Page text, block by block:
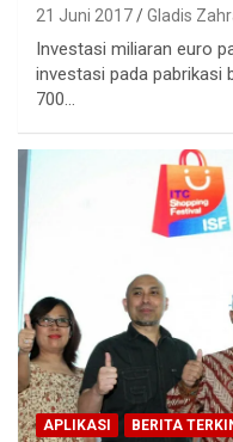
21 Juni 2017 Gladis
Investasi miliaran euro
investasi pada pabrikasi
700…
APLIKASI BERITA